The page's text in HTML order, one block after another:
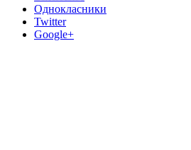
Однокласники
Twitter
Google+